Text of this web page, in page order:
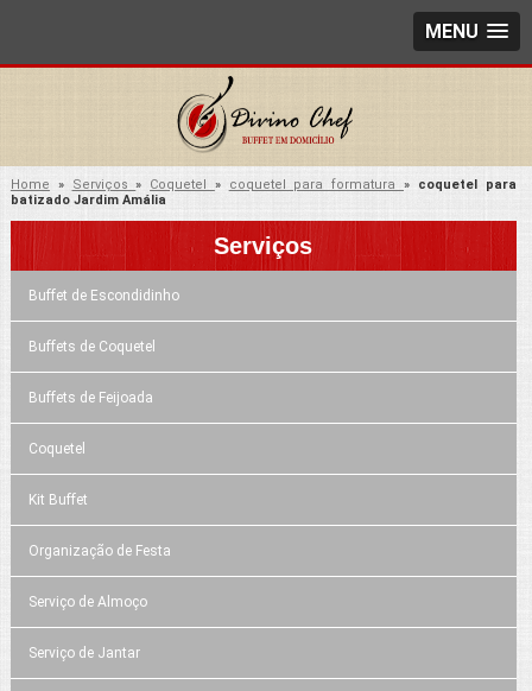
MENU
Home » Serviços» Coquetel » coquetel para formatura » coquetel para
batizado Jardim Amália
Serviços
Buffet de Escondidinho
Buffets de Coquetel
Buffets de Feijoada
Coquetel
Kit Buffet
Organização de Festa
Serviço de Almoço
Serviço de Jantar